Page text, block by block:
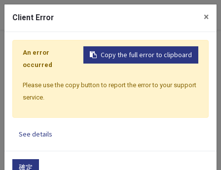
控制器 Core 系列 Core 系列 | 48 x
Client Error ×
Copy the full error to clipboard
An error
occurred
Please use the copy button to report the error to your support
service.
See details
確定